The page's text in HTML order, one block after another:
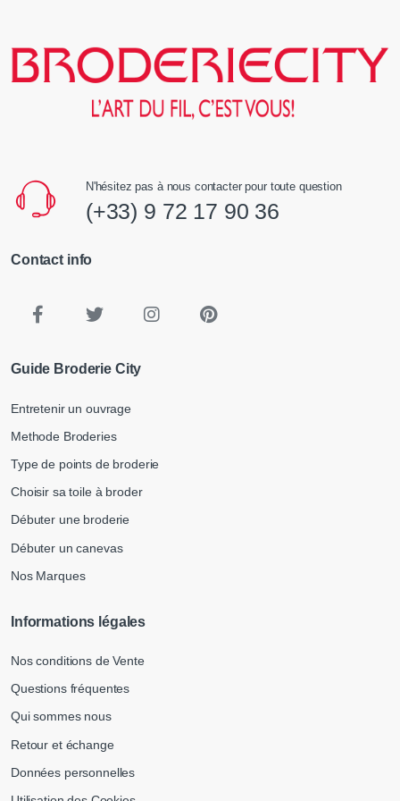
N'hésitez pas à nous contacter pour toute question
(+33) 9 72 17 90 36
Contact info
Guide Broderie City
Entretenir un ouvrage
Methode Broderies
Type de points de broderie
Choisir sa toile à broder
Débuter une broderie
Débuter un canevas
Nos Marques
Informations légales
Nos conditions de Vente
Questions fréquentes
Qui sommes nous
Retour et échange
Données personnelles